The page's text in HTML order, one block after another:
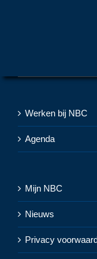
Werken bij NBC
Agenda
Mijn NBC
Nieuws
Privacy